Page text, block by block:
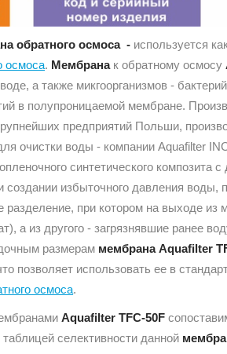
обратного осмоса - используется
осмоса. Мембранак обратному осмосу
а также микгоорганизмов -
в полупроницаемой мембране.
предприятий Польши,
очистки воды - компании Aquafilter
синтетического
избыточного давления
разделение, при котором на выходе из
а из другого - загрязнявшие ранее
размерам мембрана Aquafilter
позволяет использовать ее в
осмоса.
Aquafilter TFC-50F
селективности данной